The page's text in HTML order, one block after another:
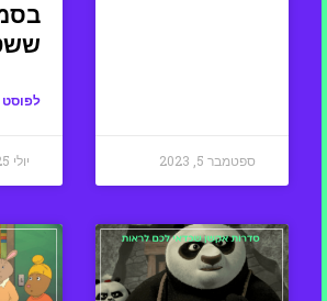
ספטמבר 5, 2023
לפוסט
יולי 25, 2022